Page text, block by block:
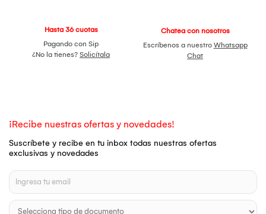
Hasta 36 cuotas
Pagando con Sip
¿No la tienes? Solicítala
Chatea con nosotros
Escríbenos a nuestro Whatsapp
Chat
¡Recibe nuestras ofertas y novedades!
Suscríbete y recibe en tu inbox todas nuestras ofertas
exclusivas y novedades